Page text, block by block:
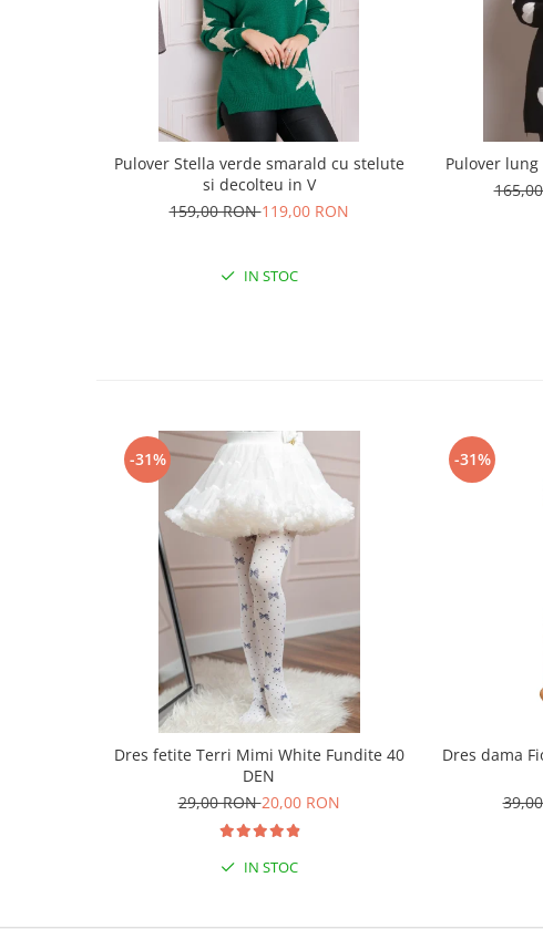
Pulover Stella verde smarald cu stelute
si decolteu in V
159,00 RON119,00 RON
IN STOC
Pulover
-31%
Dres fetite Terri Mimi White Fundite 40
DEN
29,00 RON20,00 RON
IN STOC
-31%
Dres dama